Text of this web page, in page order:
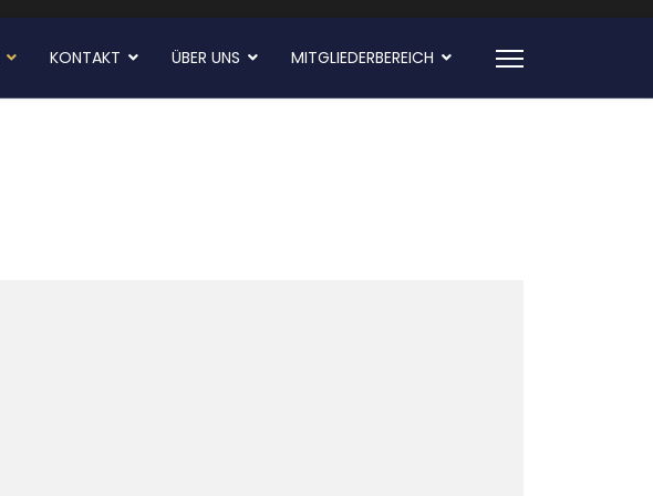
KONTAKT ÜBER UNS MITGLIEDERBEREICH